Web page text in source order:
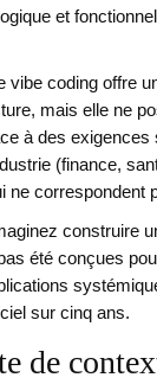
et
vibe coding offre
mais elle ne
à des
(finance,
correspondent
construire
été conçues
sur cinq ans.
de